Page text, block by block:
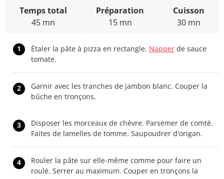
Temps total
45 mn
Préparation
15 mn
Cuisson
30 mn
1 Étaler la pâte à pizza en rectangle. Napper de sauce
tomate.
2
Garnir avec les tranches de jambon blanc. Couper la
bûche en tronçons.
3
Disposer les morceaux de chèvre. Parsemer de comté.
Faites de lamelles de tomme. Saupoudrer d'origan.
4
Rouler la pâte sur elle-même comme pour faire un
roulé. Serrer au maximum. Couper en tronçons la